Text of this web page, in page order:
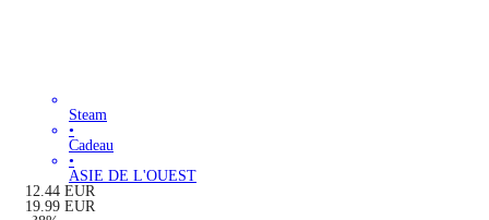
Steam
•
Cadeau
•
ASIE DE L'OUEST
12.44 EUR
19.99 EUR